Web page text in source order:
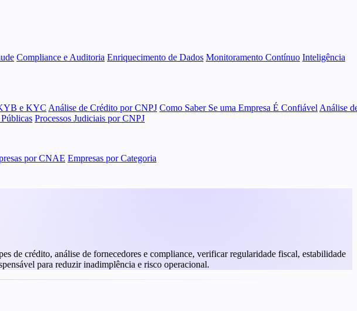
Compliance e Auditoria Enriquecimento de Dados Monitoramento Contínuo Inteligência
e KYC Análise de Crédito por CNPJ Como Saber Se uma Empresa É Confiável Análise
Processos Judiciais por CNPJ
por CNAE Empresas por Categoria
de crédito, análise de fornecedores e compliance, verificar regularidade fiscal, estabilidade
para reduzir inadimplência e risco operacional.